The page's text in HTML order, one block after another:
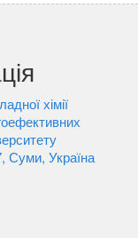
хімії
Суми, Україна